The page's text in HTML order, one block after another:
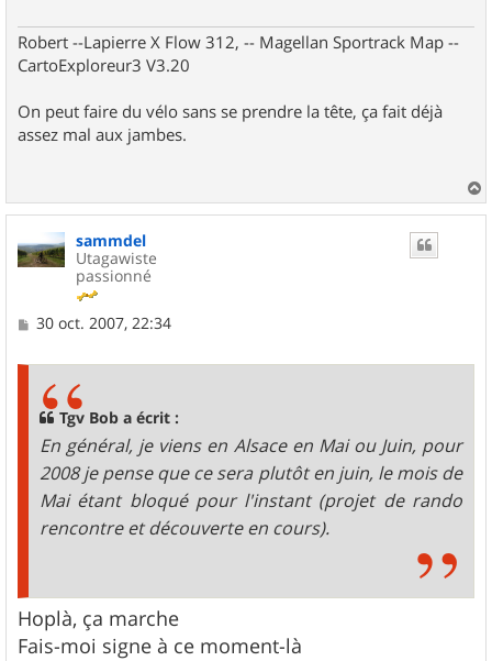
Robert --Lapierre X Flow 312, -- Magellan Sportrack Map --
CartoExploreur3 V3.20
On peut faire du vélo sans se prendre la tête, ça fait déjà
assez mal aux jambes.
a
sammdel
Utagawiste
passionné
M
30 oct. 2007, 22:34
Tgv Bob a écrit :
En général, je viens en Alsace en Mai ou Juin, pour
2008 je pense que ce sera plutôt en juin, le mois de
Mai étant bloqué pour l'instant (projet de rando
rencontre et découverte en cours).
Hoplà, ça marche
Fais-moi signe à ce moment-là